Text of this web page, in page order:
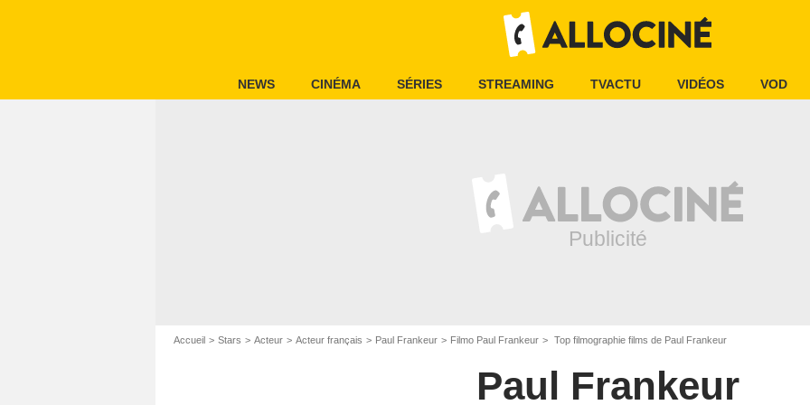
NEWS CINÉMA SÉRIES STREAMING TVACTU VIDÉOS VOD
Accueil Stars Acteur Acteur français Paul Frankeur Filmo Paul Frankeur Top filmographie films de Paul Frankeur
Paul Frankeur